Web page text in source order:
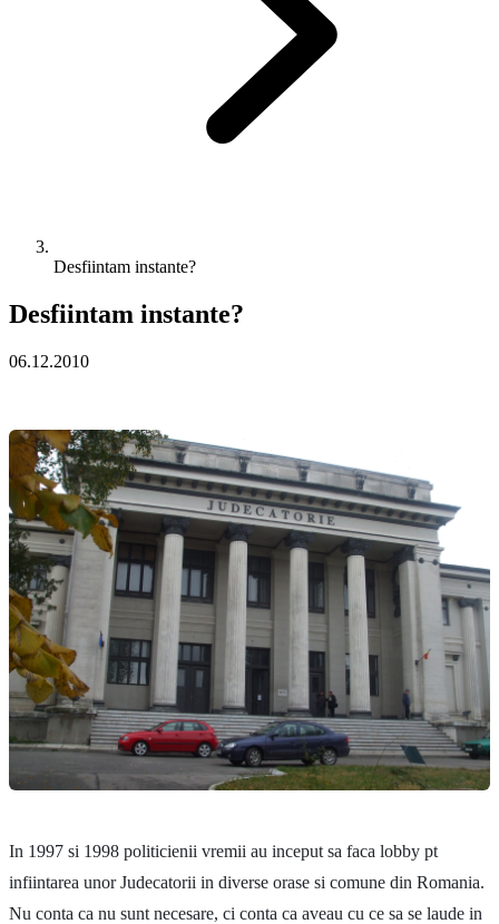
Desfiintam instante?
Desfiintam instante?
06.12.2010
In 1997 si 1998 politicienii vremii au inceput sa faca lobby pt
infiintarea unor Judecatorii in diverse orase si comune din Romania.
Nu conta ca nu sunt necesare, ci conta ca aveau cu ce sa se laude in